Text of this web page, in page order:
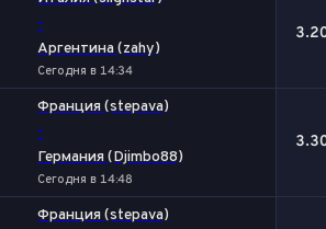
-
Аргентина (zahy)
Сегодня в 14:34
Франция (stepava)
-
Германия (Djimbo88)
Сегодня в 14:48
Франция (stepava)